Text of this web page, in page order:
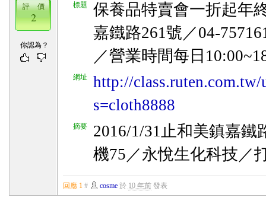
標題
保養品特賣會一折起年
嘉鐵路261號／04-
／營業時間每日
網址
http://class.ruten.com.tw/
s=cloth8888
摘要
2016/1/31止和美鎮嘉鐵
機75／永悅生化科技／
評 價
2
你認為？
回應 1 # cosme於 10 年前發表